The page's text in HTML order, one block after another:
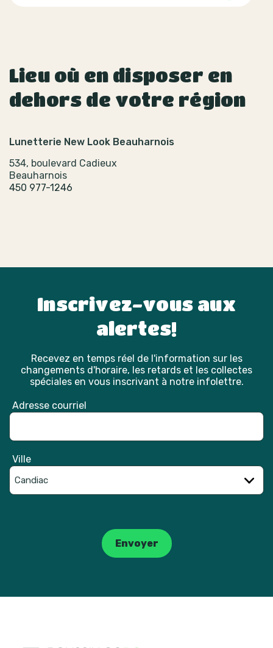
Lieu où en disposer en
dehors de votre région
Lunetterie New Look Beauharnois
534, boulevard Cadieux
Beauharnois
450 977-1246
Inscrivez-vous aux
alertes!
Recevez en temps réel de l'information sur les
changements d'horaire, les retards et les collectes
spéciales en vous inscrivant à notre infolettre.
Adresse courriel
Ville
Envoyer